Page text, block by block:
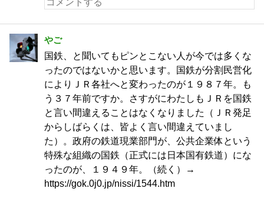
やご
国鉄、と聞いてもピンとこない人が今では多くな
ったのではないかと思います。国鉄が分割民営化
によりＪＲ各社へと変わったのが１９８７年。も
う３７年前ですか。さすがにわたしもＪＲを国鉄
と言い間違えることはなくなりました（ＪＲ発足
からしばらくは、皆よく言い間違えていまし
た）。政府の鉄道現業部門が、公共企業体という
特殊な組織の国鉄（正式には日本国有鉄道）にな
ったのが、１９４９年。（続く）→
https://gok.0j0.jp/nissi/1544.htm